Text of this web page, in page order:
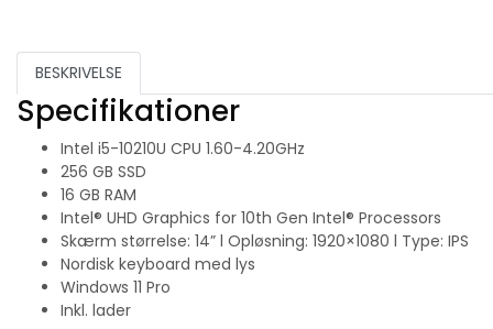
BESKRIVELSE
Specifikationer
Intel i5-10210U CPU 1.60-4.20GHz
256 GB SSD
16 GB RAM
Intel® UHD Graphics for 10th Gen Intel® Processors
Skærm størrelse: 14” l Opløsning: 1920×1080 l Type: IPS
Nordisk keyboard med lys
Windows 11 Pro
Inkl. lader